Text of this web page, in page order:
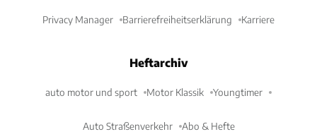
Privacy Manager Barrierefreiheitserklärung Karriere
Heftarchiv
auto motor und sport Motor Klassik Youngtimer
Auto Straßenverkehr Abo & Hefte